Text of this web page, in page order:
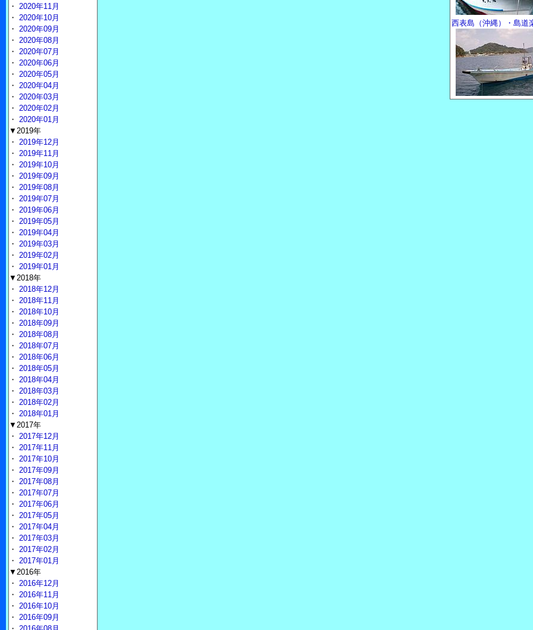
・ 2020年11月
・ 2020年10月
・ 2020年09月
・ 2020年08月
・ 2020年07月
・ 2020年06月
・ 2020年05月
・ 2020年04月
・ 2020年03月
・ 2020年02月
・ 2020年01月
▼2019年
・ 2019年12月
・ 2019年11月
・ 2019年10月
・ 2019年09月
・ 2019年08月
・ 2019年07月
・ 2019年06月
・ 2019年05月
・ 2019年04月
・ 2019年03月
・ 2019年02月
・ 2019年01月
▼2018年
・ 2018年12月
・ 2018年11月
・ 2018年10月
・ 2018年09月
・ 2018年08月
・ 2018年07月
・ 2018年06月
・ 2018年05月
・ 2018年04月
・ 2018年03月
・ 2018年02月
・ 2018年01月
▼2017年
・ 2017年12月
・ 2017年11月
・ 2017年10月
・ 2017年09月
・ 2017年08月
・ 2017年07月
・ 2017年06月
・ 2017年05月
・ 2017年04月
・ 2017年03月
・ 2017年02月
・ 2017年01月
▼2016年
・ 2016年12月
・ 2016年11月
・ 2016年10月
・ 2016年09月
西表島（沖縄）・島道